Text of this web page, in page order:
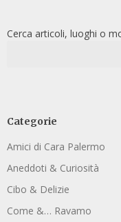
Cerca articoli, luoghi o
Categorie
Amici di Cara Palermo
Aneddoti & Curiosità
Cibo & Delizie
Come &… Ravamo